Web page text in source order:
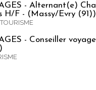
- Alternant(e)
H/F - (Massy/Evry (91))
- Conseiller